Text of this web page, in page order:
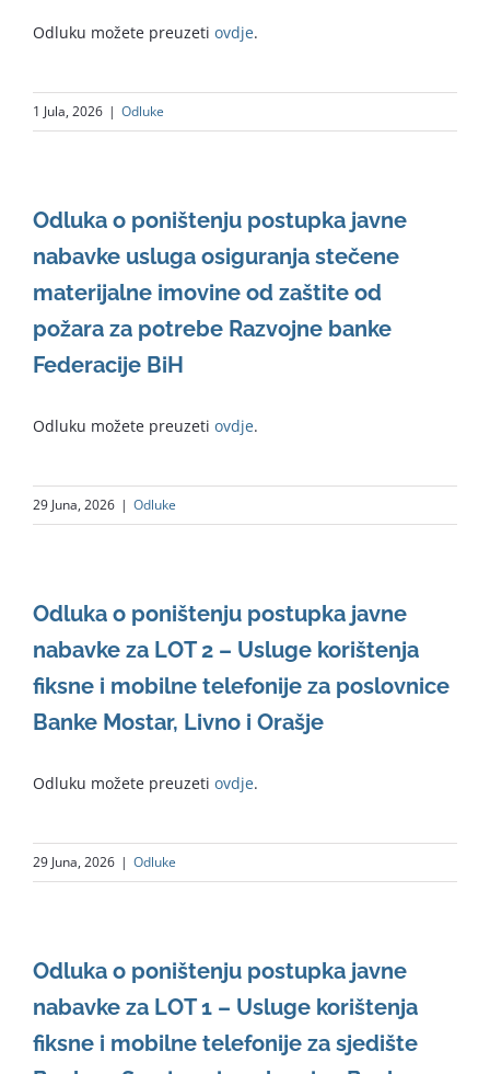
Odluku možete preuzeti ovdje.
1 Jula, 2026 | Odluke
Odluka o poništenju postupka javne
nabavke usluga osiguranja stečene
materijalne imovine od zaštite od
požara za potrebe Razvojne banke
Federacije BiH
Odluku možete preuzeti ovdje.
29 Juna, 2026 | Odluke
Odluka o poništenju postupka javne
nabavke za LOT 2 – Usluge korištenja
fiksne i mobilne telefonije za poslovnice
Banke Mostar, Livno i Orašje
Odluku možete preuzeti ovdje.
29 Juna, 2026 | Odluke
Odluka o poništenju postupka javne
nabavke za LOT 1 – Usluge korištenja
fiksne i mobilne telefonije za sjedište